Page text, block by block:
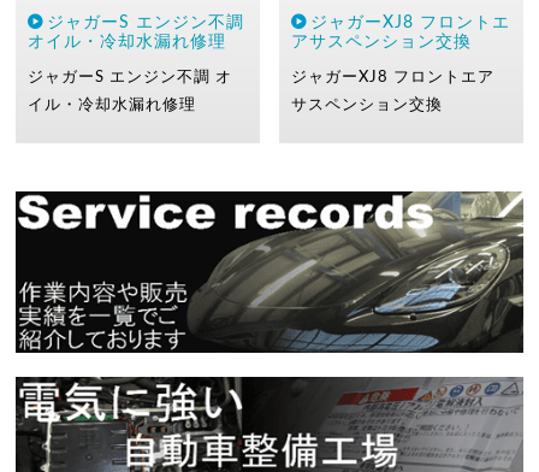
ジャガーS エンジン不調
オイル・冷却水漏れ修理
ジャガーS エンジン不調 オ
イル・冷却水漏れ修理
ジャガーXJ8 フロントエ
アサスペンション交換
ジャガーXJ8 フロントエア
サスペンション交換